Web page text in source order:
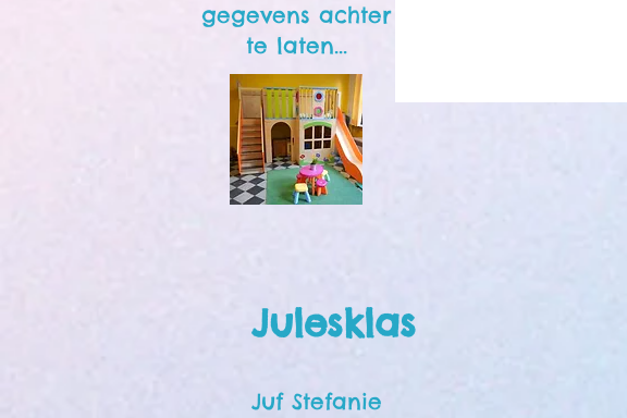
gegevens achter
te laten...
Julesklas
Juf Stefanie